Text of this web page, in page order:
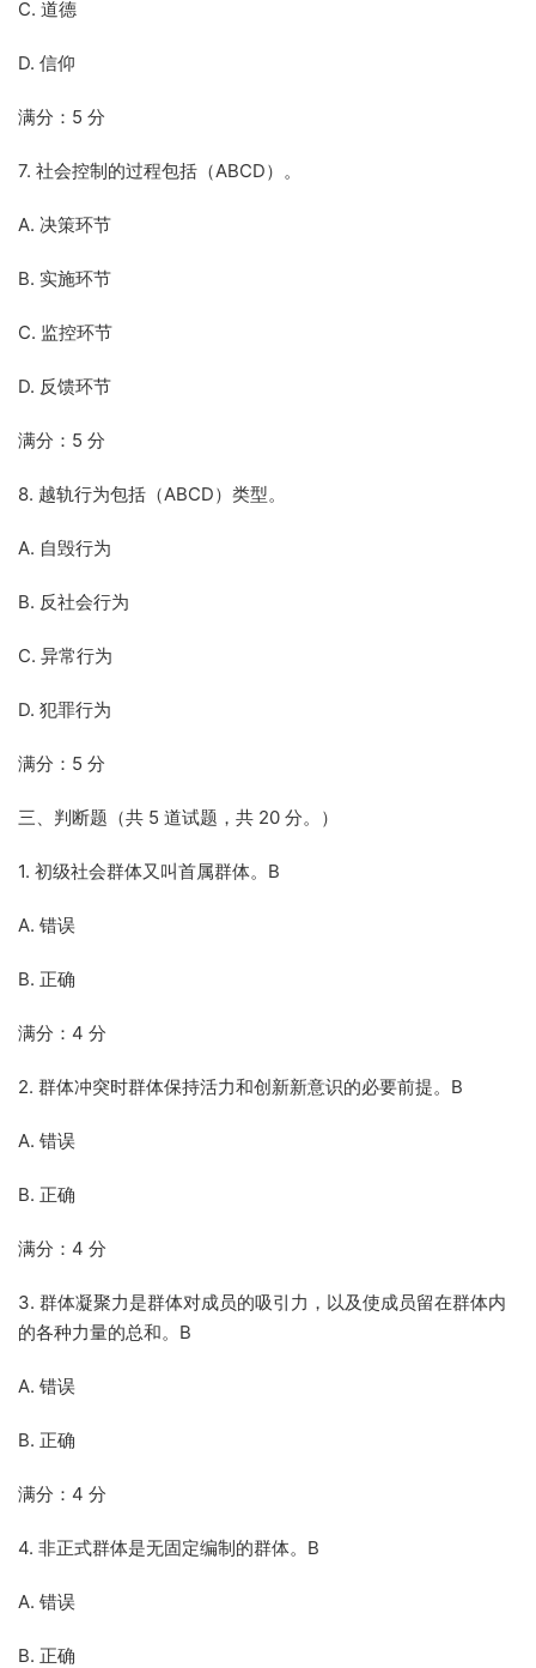
C. 道德
D. 信仰
满分：5 分
7. 社会控制的过程包括（ABCD）。
A. 决策环节
B. 实施环节
C. 监控环节
D. 反馈环节
满分：5 分
8. 越轨行为包括（ABCD）类型。
A. 自毁行为
B. 反社会行为
C. 异常行为
D. 犯罪行为
满分：5 分
三、判断题（共 5 道试题，共 20 分。）
1. 初级社会群体又叫首属群体。B
A. 错误
B. 正确
满分：4 分
2. 群体冲突时群体保持活力和创新新意识的必要前提。B
A. 错误
B. 正确
满分：4 分
3. 群体凝聚力是群体对成员的吸引力，以及使成员留在群体内
的各种力量的总和。B
A. 错误
B. 正确
满分：4 分
4. 非正式群体是无固定编制的群体。B
A. 错误
B. 正确